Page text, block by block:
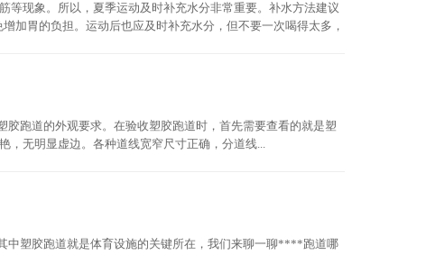
等现象。所以，夏季运动及时补充水分非常重要。补水方法建议
加胃的负担。运动后也应及时补充水分，但不要一次喝得太多，
跑道的外观要求。在验收塑胶跑道时，首先需要查看的就是塑
，无明显虚边。各种道线宽窄尺寸正确，分道线...
塑胶跑道就是体育设施的关键所在，我们来聊一聊****跑道哪